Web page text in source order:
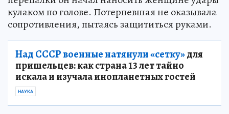
кулаком по голове. Потерпевшая не оказывала
сопротивления, пытаясь защититься руками.
Над СССР военные натянули «сетку»для
пришельцев: как страна 13 лет тайно
искала и изучала инопланетных гостей
НАУКА